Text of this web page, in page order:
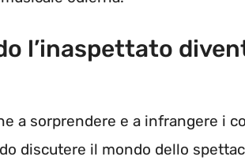
l’inaspettato
a sorprendere e a infrangere i
discutere il mondo dello